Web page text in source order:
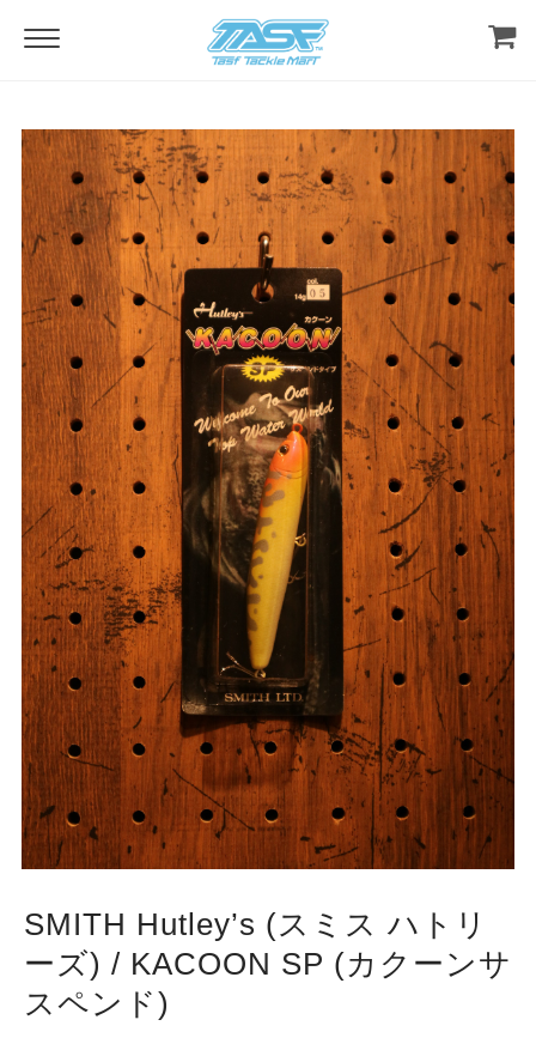
SMITH Hutley’s (スミス ハトリ
ーズ) / KACOON SP (カクーンサ
スペンド)